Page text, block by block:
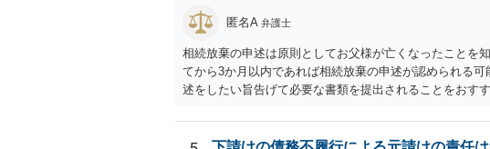
匿名A 弁護士
相続放棄の申述は原則としてお父様が亡くなったことを
てから3か月以内であれば相続放棄の申述が認められる
述をしたい旨告げて必要な書類を提出されることをおす
り、再婚相手のかたは既に相続放棄をされている可能性